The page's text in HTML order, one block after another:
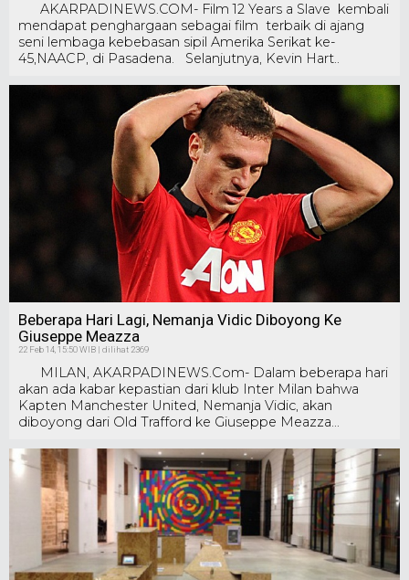
AKARPADINEWS.COM- Film 12 Years a Slave kembali
mendapat penghargaan sebagai film terbaik di ajang
seni lembaga kebebasan sipil Amerika Serikat ke-
45,NAACP, di Pasadena. Selanjutnya, Kevin Hart..
Beberapa Hari Lagi, Nemanja Vidic Diboyong Ke
Giuseppe Meazza
22 Feb 14, 15:50 WIB | dilihat 2369
MILAN, AKARPADINEWS.Com- Dalam beberapa hari
akan ada kabar kepastian dari klub Inter Milan bahwa
Kapten Manchester United, Nemanja Vidic, akan
diboyong dari Old Trafford ke Giuseppe Meazza...